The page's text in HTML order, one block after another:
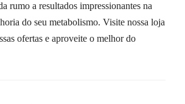
rumo a resultados impressionantes na
do seu metabolismo. Visite nossa loja
ofertas e aproveite o melhor do